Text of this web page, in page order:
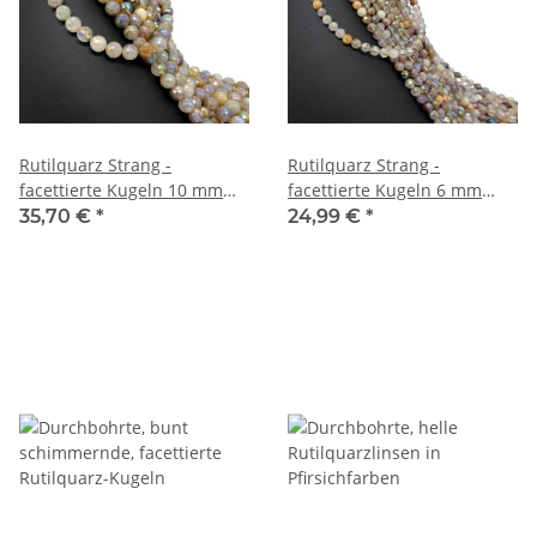
Rutilquarz Strang -
facettierte Kugeln 10 mm
multicolor, bunt
35,70 € *
Rutilquarz Strang -
facettierte Kugeln 6 mm
multicolor, bunt
24,99 € *